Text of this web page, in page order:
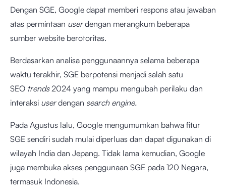
Dengan SGE, Google dapat memberi respons atau jawaban
atas permintaan userdengan merangkum beberapa
sumber website berotoritas.
Berdasarkan analisa penggunaannya selama beberapa
waktu terakhir, SGE berpotensi menjadi salah satu
SEO trends2024 yang mampu mengubah perilaku dan
interaksi userdengan search engine.
Pada Agustus lalu, Google mengumumkan bahwa fitur
SGE sendiri sudah mulai diperluas dan dapat digunakan di
wilayah India dan Jepang. Tidak lama kemudian, Google
juga membuka akses penggunaan SGE pada 120 Negara,
termasuk Indonesia.